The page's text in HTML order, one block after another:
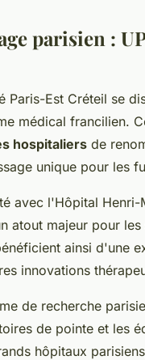
parisien :
Paris-Est Créteil se
médical francilien.
hospitaliers de
unique pour les
avec l'Hôpital
atout majeur pour
ainsi d'une
innovations
de recherche
de pointe et les
hôpitaux